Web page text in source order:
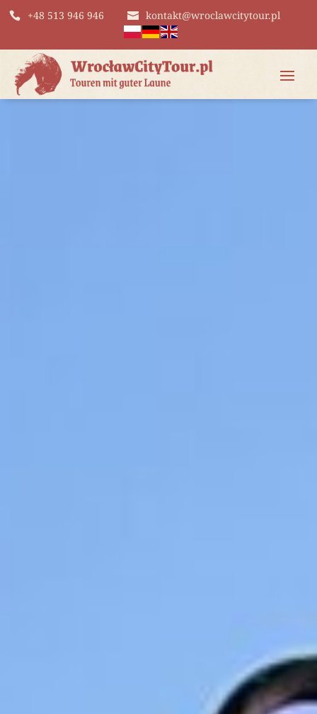
+48 513 946 946 kontakt@wroclawcitytour.pl